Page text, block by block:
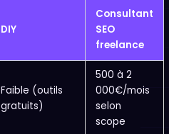
DIY
Consultant
SEO
freelance
Faible (outils
gratuits)
500 à 2
000€/mois
selon
scope